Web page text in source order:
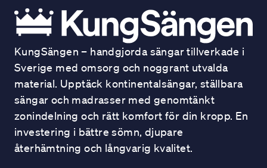
KungSängen – handgjorda sängar tillverkade i
Sverige med omsorg och noggrant utvalda
material. Upptäck kontinentalsängar, ställbara
sängar och madrasser med genomtänkt
zonindelning och rätt komfort för din kropp. En
investering i bättre sömn, djupare
återhämtning och långvarig kvalitet.